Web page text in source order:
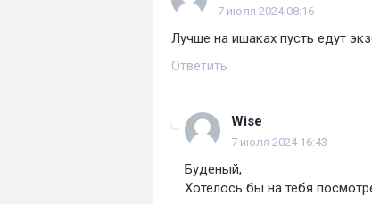
7 июля 2024 08:16
Лучше на ишаках пусть едут
Ответить
Wise
7 июля 2024 16:43
Буденый,
Хотелось бы на тебя